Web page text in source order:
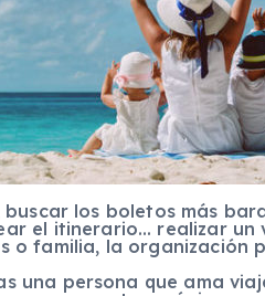
buscar los boletos más
el itinerario… realizar un
o familia, la organización
una persona que ama